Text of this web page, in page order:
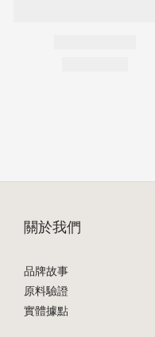
關於我們
品牌故事
原料驗證
實體據點